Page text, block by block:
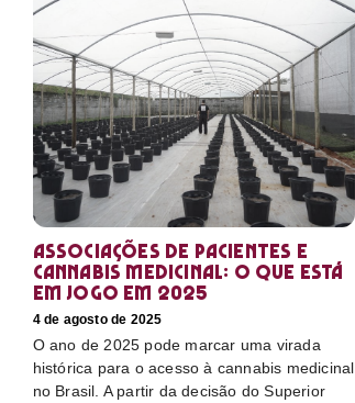
Associações de pacientes e
cannabis medicinal: o que está
em jogo em 2025
4 de agosto de 2025
O ano de 2025 pode marcar uma virada
histórica para o acesso à cannabis medicinal
no Brasil. A partir da decisão do Superior